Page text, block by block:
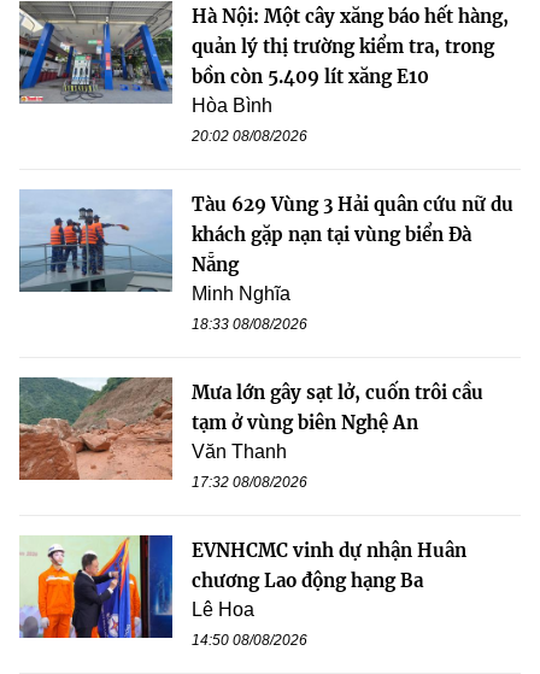
Hà Nội: Một cây xăng báo hết hàng,
quản lý thị trường kiểm tra, trong
bồn còn 5.409 lít xăng E10
Hòa Bình
20:02 08/08/2026
Tàu 629 Vùng 3 Hải quân cứu nữ du
khách gặp nạn tại vùng biển Đà
Nẵng
Minh Nghĩa
18:33 08/08/2026
Mưa lớn gây sạt lở, cuốn trôi cầu
tạm ở vùng biên Nghệ An
Văn Thanh
17:32 08/08/2026
EVNHCMC vinh dự nhận Huân
chương Lao động hạng Ba
Lê Hoa
14:50 08/08/2026